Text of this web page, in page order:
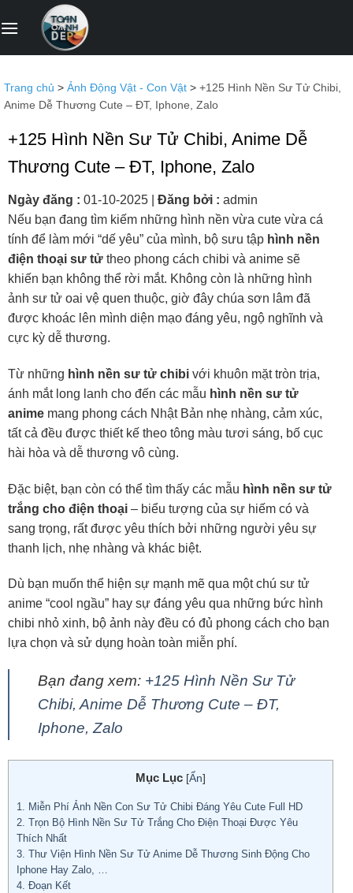
qua
Trang chủ > Ảnh Động Vật - Con Vật > +125 Hình Nền Sư Tử Chibi,
Anime Dễ Thương Cute – ĐT, Iphone, Zalo
+125 Hình Nền Sư Tử Chibi, Anime Dễ
Thương Cute – ĐT, Iphone, Zalo
Ngày đăng : 01-10-2025 Đăng bởi : admin
Nếu bạn đang tìm kiếm những hình nền vừa cute vừa cá
tính để làm mới “dế yêu” của mình, bộ sưu tập hình nền
điện thoại sư tử theo phong cách chibi và anime sẽ
khiến bạn không thể rời mắt. Không còn là những hình
ảnh sư tử oai vệ quen thuộc, giờ đây chúa sơn lâm đã
được khoác lên mình diện mạo đáng yêu, ngộ nghĩnh và
cực kỳ dễ thương.
Từ những hình nền sư tử chibi với khuôn mặt tròn trịa,
ánh mắt long lanh cho đến các mẫu hình nền sư tử
anime mang phong cách Nhật Bản nhẹ nhàng, cảm xúc,
tất cả đều được thiết kế theo tông màu tươi sáng, bố cục
hài hòa và dễ thương vô cùng.
Đặc biệt, bạn còn có thể tìm thấy các mẫu hình nền sư tử
trắng cho điện thoại – biểu tượng của sự hiếm có và
sang trọng, rất được yêu thích bởi những người yêu sự
thanh lịch, nhẹ nhàng và khác biệt.
Dù bạn muốn thể hiện sự mạnh mẽ qua một chú sư tử
anime “cool ngầu” hay sự đáng yêu qua những bức hình
chibi nhỏ xinh, bộ ảnh này đều có đủ phong cách cho bạn
lựa chọn và sử dụng hoàn toàn miễn phí.
Bạn đang xem: +125 Hình Nền Sư Tử
Chibi, Anime Dễ Thương Cute – ĐT,
Iphone, Zalo
Mục Lục [Ẩn]
1. Miễn Phí Ảnh Nền Con Sư Tử Chibi Đáng Yêu Cute Full HD
2. Trọn Bộ Hình Nền Sư Tử Trắng Cho Điện Thoại Được Yêu
Thích Nhất
3. Thư Viện Hình Nền Sư Tử Anime Dễ Thương Sinh Động Cho
Iphone Hay Zalo, …
4. Đoạn Kết